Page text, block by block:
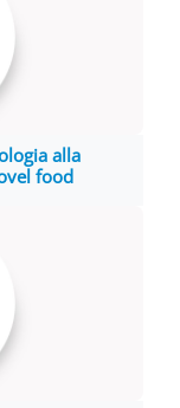
alla
food